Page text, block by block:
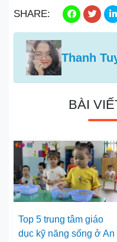
SHARE:
Thanh
BÀI
Top 5 trung tâm giáo
dục kỹ năng sống ở An